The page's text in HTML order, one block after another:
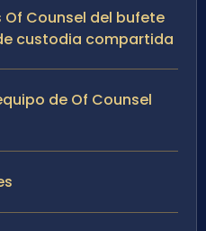
Of Counsel del bufete
custodia compartida
de Of Counsel